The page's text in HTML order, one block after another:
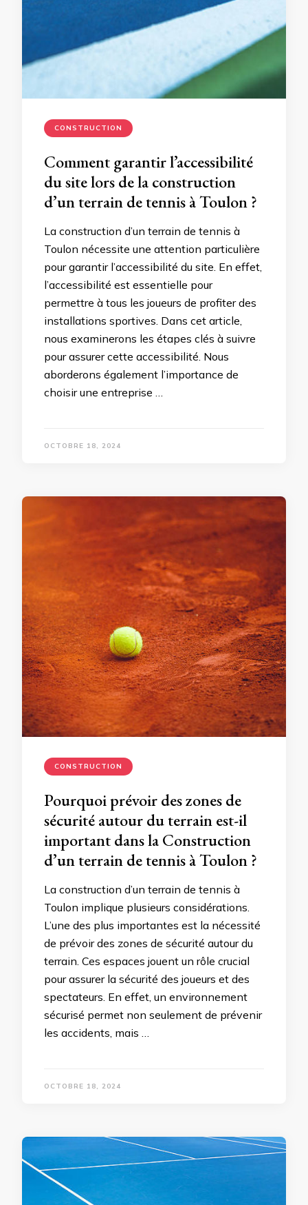
CONSTRUCTION
Comment garantir l’accessibilité
du site lors de la construction
d’un terrain de tennis à Toulon ?
La construction d’un terrain de tennis à
Toulon nécessite une attention particulière
pour garantir l’accessibilité du site. En effet,
l’accessibilité est essentielle pour
permettre à tous les joueurs de profiter des
installations sportives. Dans cet article,
nous examinerons les étapes clés à suivre
pour assurer cette accessibilité. Nous
aborderons également l’importance de
choisir une entreprise …
OCTOBRE 18, 2024
CONSTRUCTION
Pourquoi prévoir des zones de
sécurité autour du terrain est-il
important dans la Construction
d’un terrain de tennis à Toulon ?
La construction d’un terrain de tennis à
Toulon implique plusieurs considérations.
L’une des plus importantes est la nécessité
de prévoir des zones de sécurité autour du
terrain. Ces espaces jouent un rôle crucial
pour assurer la sécurité des joueurs et des
spectateurs. En effet, un environnement
sécurisé permet non seulement de prévenir
les accidents, mais …
OCTOBRE 18, 2024